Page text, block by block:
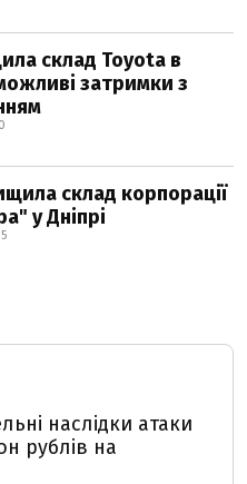
склад Toyota в
затримки з
склад корпорації
у Дніпрі
наслідки атаки
рублів на